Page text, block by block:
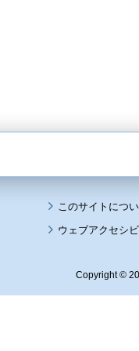
このサイトにつ
ウェブアクセシ
Copyright ©